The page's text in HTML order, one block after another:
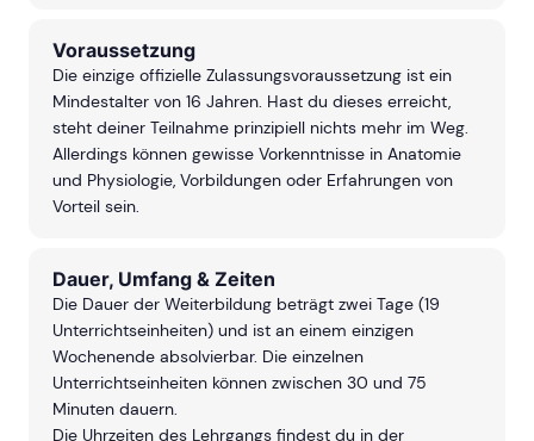
Voraussetzung
Die einzige offizielle Zulassungsvoraussetzung ist ein
Mindestalter von 16 Jahren. Hast du dieses erreicht,
steht deiner Teilnahme prinzipiell nichts mehr im Weg.
Allerdings können gewisse Vorkenntnisse in Anatomie
und Physiologie, Vorbildungen oder Erfahrungen von
Vorteil sein.
Dauer, Umfang & Zeiten
Die Dauer der Weiterbildung beträgt zwei Tage (19
Unterrichtseinheiten) und ist an einem einzigen
Wochenende absolvierbar. Die einzelnen
Unterrichtseinheiten können zwischen 30 und 75
Minuten dauern.
Die Uhrzeiten des Lehrgangs findest du in der